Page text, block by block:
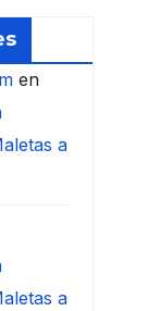
en
a
a